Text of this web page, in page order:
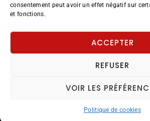
consentement peut avoir un effet négatif sur
et fonctions.
ACCEPTER
REFUSER
VOIR LES
Politique de cookies
Production Visuelle
Copyright 2025 All rights